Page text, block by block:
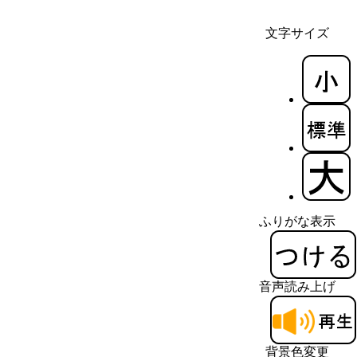
文字サイズ
ふりがな表示
音声読み上げ
背景色変更